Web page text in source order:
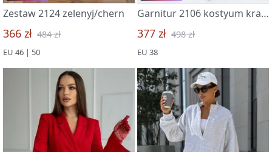
Zestaw 2124 zelenyj/chern
366 zł 484 zł
EU 46 | 50
Garnitur 2106 kostyum krasnyj
377 zł 498 zł
EU 38